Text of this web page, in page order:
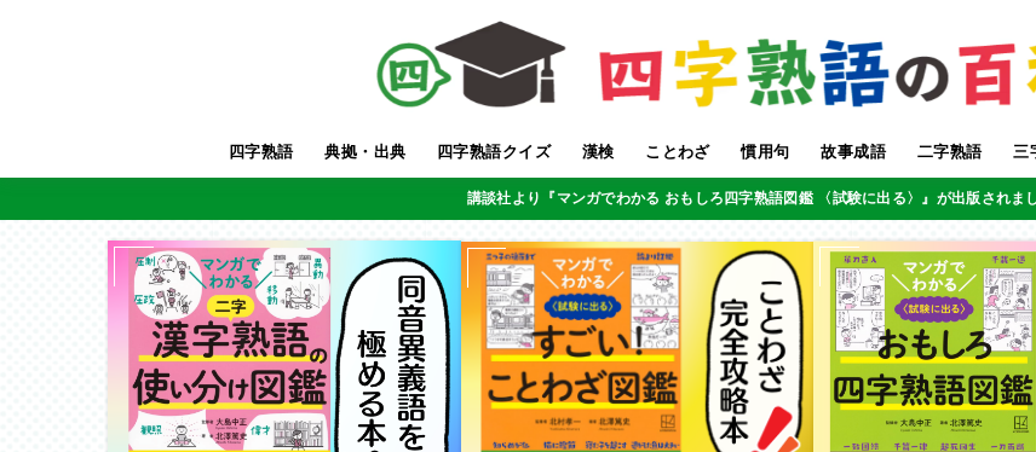
四字熟語 典拠・出典 四字熟語クイズ 漢検 ことわざ 慣用句 故事成語 二字熟語 三
講談社より『マンガでわかる おもしろ四字熟語図鑑 〈試験に出る〉』が出版されま